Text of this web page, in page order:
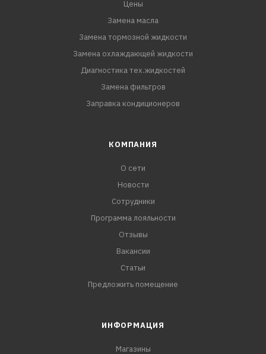
Цены
Замена масла
Замена тормозной жидкости
Замена охлаждающей жидкости
Диагностика тех.жидкостей
Замена фильтров
Заправка кондиционеров
КОМПАНИЯ
О сети
Новости
Сотрудники
Программа лояльности
Отзывы
Вакансии
Статьи
Предложить помещение
ИНФОРМАЦИЯ
Магазины